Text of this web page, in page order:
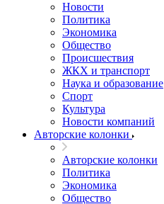
Новости
Политика
Экономика
Общество
Происшествия
ЖКХ и транспорт
Наука и образование
Спорт
Культура
Новости компаний
Авторские колонки
Авторские колонки
Политика
Экономика
Общество